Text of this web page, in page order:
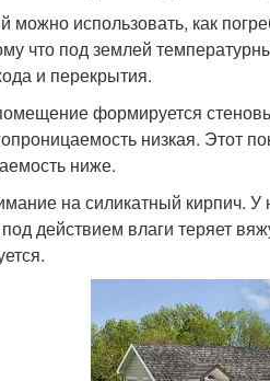
можно использовать, как
что под землей
и перекрытия.
формируется
низкая. Этот
ниже.
на силикатный кирпич. У
действием влаги теряет